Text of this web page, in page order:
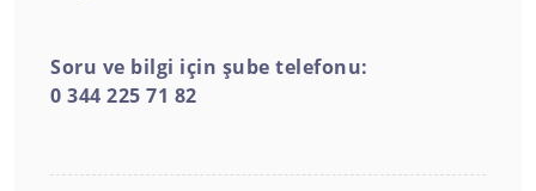
Soru ve bilgi için şube telefonu:
0 344 225 71 82